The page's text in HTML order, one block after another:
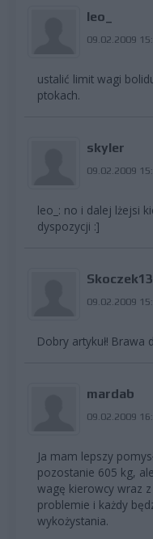
leo_
09.02.2009
ustalić limit wagi
ptokach.
skyler
09.02.2009
leo_: no i dalej lżejsi
dyspozycji :]
09.02.2009
Dobry artykuł! Brawa
mardab
09.02.2009
Ja mam lepszy
pozostanie 605 kg,
wagę kierowcy wraz
problemie i każdy
wykożystania.